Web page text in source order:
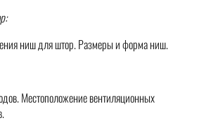
ниш для штор. Размеры и форма ниш.
Местоположение вентиляционных